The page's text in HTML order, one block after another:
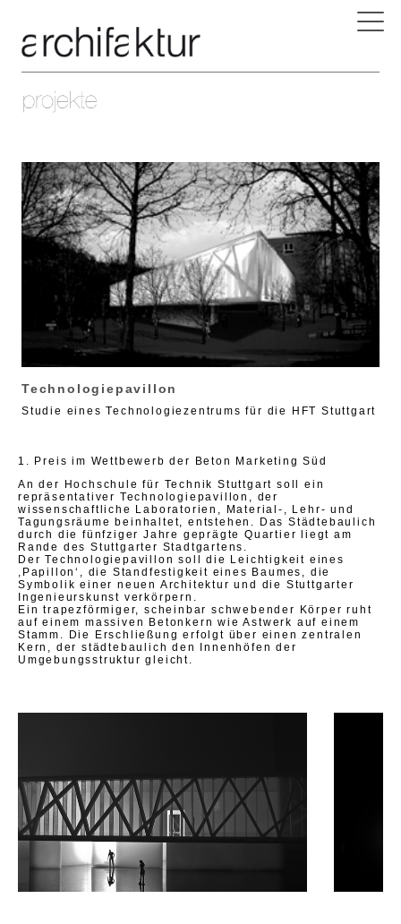
Technologiepavillon
Studie eines Technologiezentrums für die HFT Stuttgart
1. Preis im Wettbewerb der Beton Marketing Süd
An der Hochschule für Technik Stuttgart soll ein
repräsentativer Technologiepavillon, der
wissenschaftliche Laboratorien, Material-, Lehr- und
Tagungsräume beinhaltet, entstehen. Das Städtebaulich
durch die fünfziger Jahre geprägte Quartier liegt am
Rande des Stuttgarter Stadtgartens.
Der Technologiepavillon soll die Leichtigkeit eines
,Papillon‘, die Standfestigkeit eines Baumes, die
Symbolik einer neuen Architektur und die Stuttgarter
Ingenieurskunst verkörpern.
Ein trapezförmiger, scheinbar schwebender Körper ruht
auf einem massiven Betonkern wie Astwerk auf einem
Stamm. Die Erschließung erfolgt über einen zentralen
Kern, der städtebaulich den Innenhöfen der
Umgebungsstruktur gleicht.